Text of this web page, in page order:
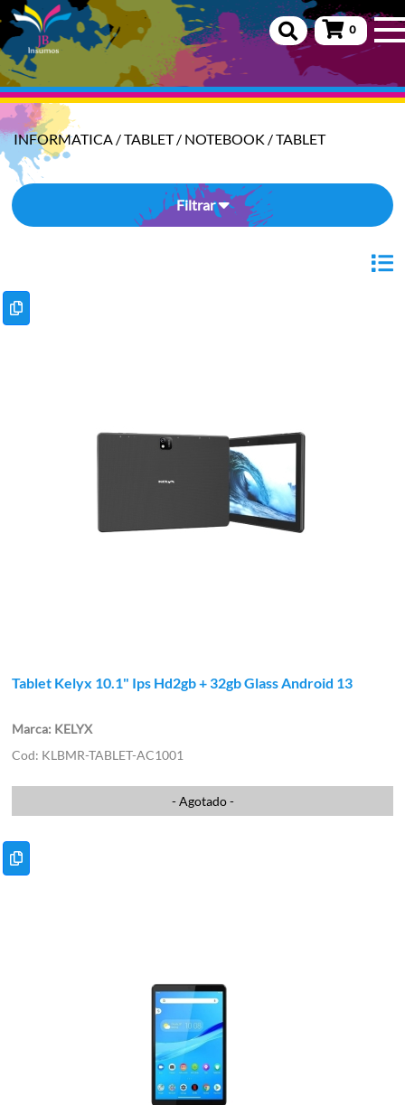
0
INFORMATICA /TABLET / NOTEBOOK /TABLET
Filtrar
Tablet Kelyx 10.1" Ips Hd2gb + 32gb Glass Android 13
KELYX
KLBMR-TABLET-AC1001
- Agotado -